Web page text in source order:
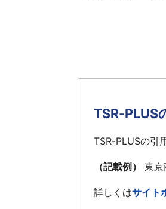
TSR-PLUS
TSR-PLUSの引
（記載例） 東
詳しくはサイト